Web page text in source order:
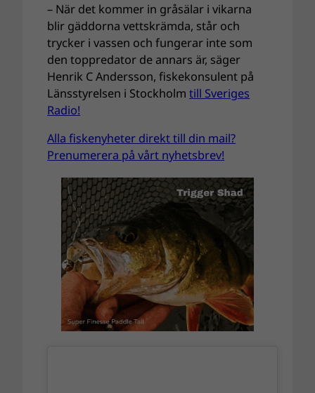
– När det kommer in gråsälar i vikarna
blir gäddorna vettskrämda, står och
trycker i vassen och fungerar inte som
den toppredator de annars är, säger
Henrik C Andersson, fiskekonsulent på
Länsstyrelsen i Stockholmtill Sveriges
Radio!
Alla fiskenyheter direkt till din mail?
Prenumerera på vårt nyhetsbrev!